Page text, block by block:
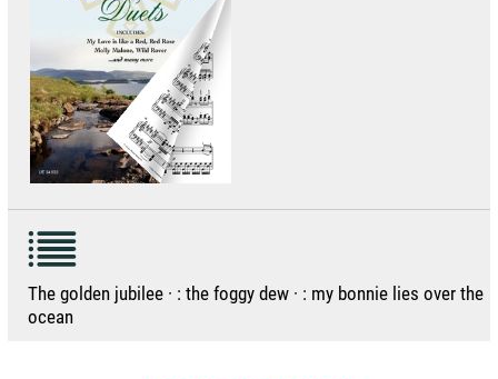
The golden jubilee · : the foggy dew · : my bonnie lies over the
ocean